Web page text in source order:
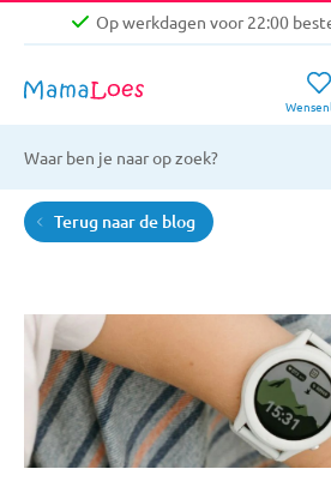
Op werkdagen voor 22:00
Gratis verzending
Op werkdagen voor 22:00
Niet goed, geld terug
Terug naar de blog